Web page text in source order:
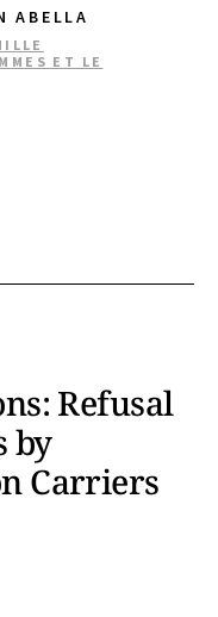
ABELLA
ET LE
Refusal
by
Carriers